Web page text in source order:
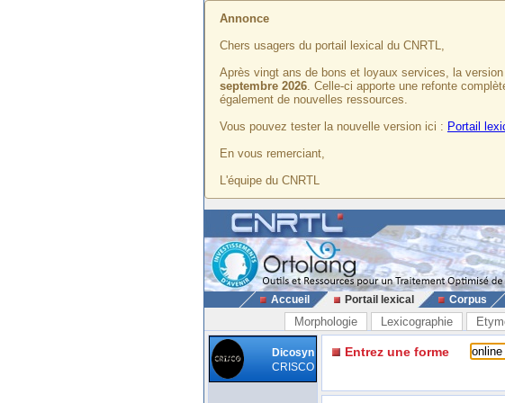
Annonce
Chers usagers du portail lexical du CNRTL,
Après vingt ans de bons et loyaux services, la
septembre 2026. Celle-ci apporte une refonte
également de nouvelles ressources.
Vous pouvez tester la nouvelle version ici : Portail
En vous remerciant,
L'équipe du CNRTL
Accueil Portail lexical Corpus
Morphologie Lexicographie
Dicosyn
CRISCO
Entrez une forme